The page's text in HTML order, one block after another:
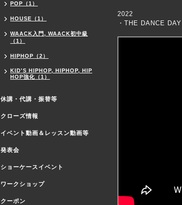
2022
・THE DANCE
POP（1）
HOUSE（1）
WAACK入門, WAACK初中級
（1）
HIPHOP（2）
KID'S HIPHOP, HIPHOP, HIP
HOP強化（1）
休講・代講・振替等
クローズ情報
イベント動画＆レッスン動画等
発表会
ショーケースイベント
ワークショップ
クーポン